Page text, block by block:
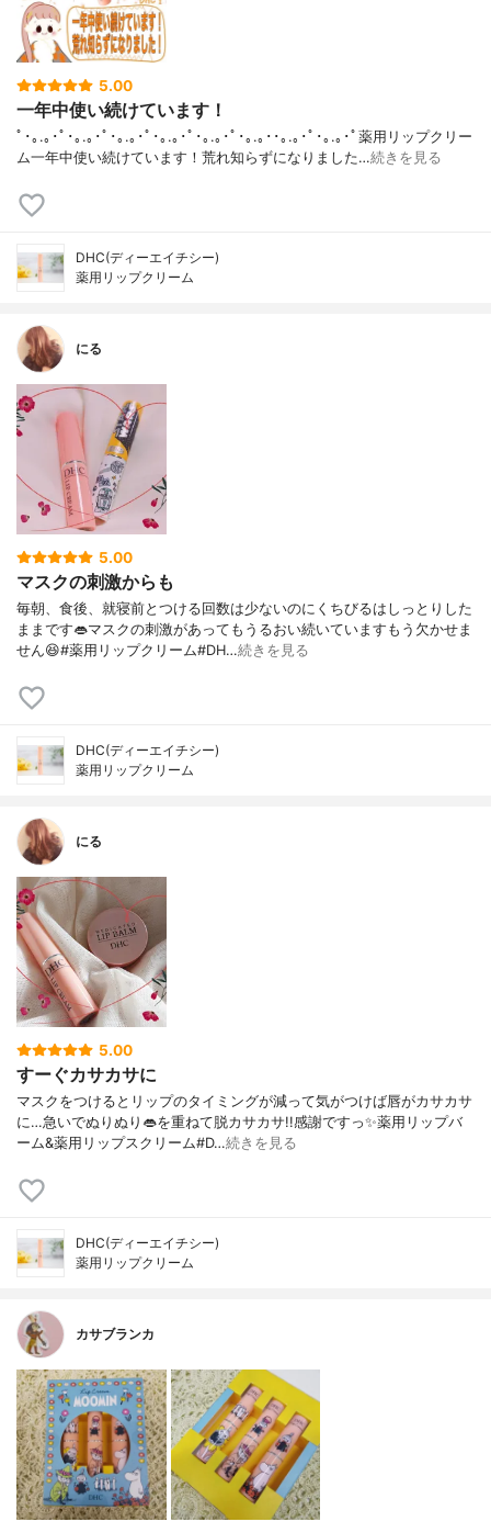
5.00
一年中使い続けています！
ﾟ･｡.｡･ﾟ･｡.｡･ﾟ･｡.｡･ﾟ･｡.｡･ﾟ･｡.｡･ﾟ･｡.｡･･｡.｡･ﾟ･｡.｡･ﾟ薬用リップクリー
ム一年中使い続けています！荒れ知らずになりました…続きを見る
DHC(ディーエイチシー)
薬用リップクリーム
にる
5.00
マスクの刺激からも
毎朝、食後、就寝前とつける回数は少ないのにくちびるはしっとりした
ままです👄マスクの刺激があってもうるおい続いていますもう欠かせま
せん😆#薬用リップクリーム#DH…続きを見る
DHC(ディーエイチシー)
薬用リップクリーム
にる
5.00
すーぐカサカサに
マスクをつけるとリップのタイミングが減って気がつけば唇がカサカサ
に…急いでぬりぬり👄を重ねて脱カサカサ!!感謝ですっ✨薬用リップバ
ーム&薬用リップスクリーム#D…続きを見る
DHC(ディーエイチシー)
薬用リップクリーム
カサブランカ